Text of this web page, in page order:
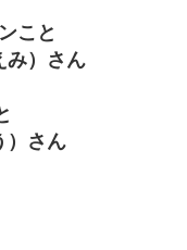
こと
み）さん
）さん